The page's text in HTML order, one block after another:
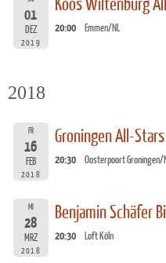
01
DEZ
2019
Koos Wiltenburg
20:00 Emmen/NL
2018
FR
16
FEB
2018
Groningen All-
20:30 Oosterpoort Groningen/
MI
28
MRZ
2018
Benjamin Schäfer
20:30 Loft Köln